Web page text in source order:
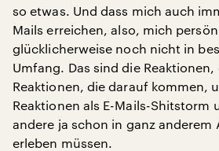
so etwas. Und dass mich auch
Mails erreichen, also, mich
glücklicherweise noch nicht in
Umfang. Das sind die
Reaktionen, die darauf kommen,
Reaktionen als E-Mails-Shitstorm
andere ja schon in ganz anderem
erleben müssen.